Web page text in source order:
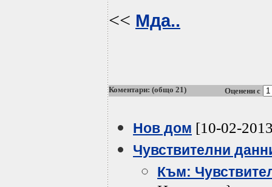
<< Мда..
Коментари: (общо 21) Оценени с
Нов дом [10-02-
Чувствителни
Към: